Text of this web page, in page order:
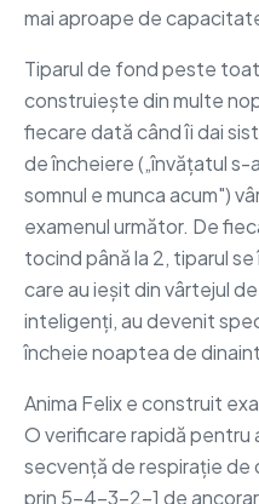
mai aproape de
Tiparul de fond peste
construiește din multe
fiecare dată când îi dai
de încheiere („învățatul
somnul e munca acum")
examenul următor. De
tocind până la 2, tiparul
care au ieșit din vârtejul
inteligenți, au devenit
încheie noaptea de
Anima Felix e construit
O verificare rapidă pentru
secvență de respirație
prin 5-4-3-2-1 de